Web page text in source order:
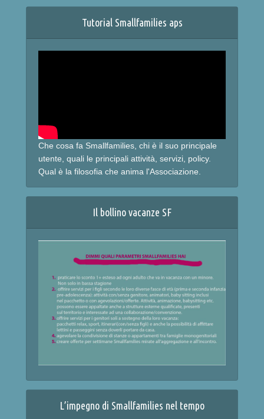
Tutorial Smallfamilies aps
Che cosa fa Smallfamilies, chi è il suo principale
utente, quali le principali attività, servizi, policy.
Qual è la filosofia che anima l'Associazione.
Il bollino vacanze SF
L’impegno di Smallfamilies nel tempo